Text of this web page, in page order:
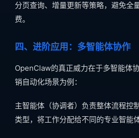
分页查询、增量更新等策略，避免全
费。
四、进阶应用：多智能体协作
OpenClaw的真正威力在于多智能体
销自动化场景为例：
主智能体（协调者）负责整体流程控
类型，将工作分配给不同的专业智能体